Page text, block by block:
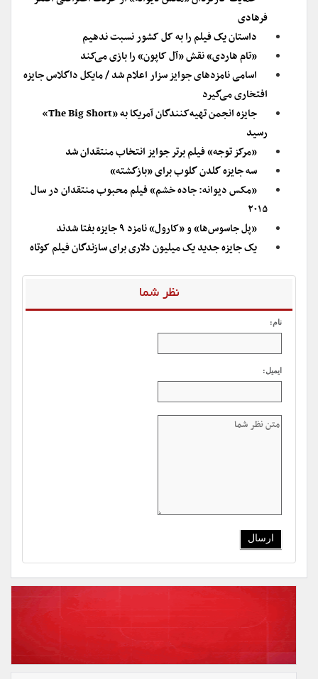
فرهادی
داستان یک فیلم را به کل کشور نسبت ندهیم
«تام هاردی» نقش «آل کاپون» را بازی می‌کند
اسامی نامزدهای جوایز سزار اعلام شد / مایکل داگلاس جایزه
افتخاری می‌گیرد
جایزه انجمن تهیه‌کنندگان آمریکا به «The Big Short»
رسید
«مرکز توجه» فیلم برتر جوایز انتخاب منتقدان شد
سه جایزه گلدن گلوب برای «بازگشته»
«مکس دیوانه: جاده خشم» فیلم محبوب منتقدان در سال
۲۰۱۵
«پل جاسوس‌ها» و «کارول» نامزد ۹ جایزه بفتا شدند
یک جایزه جدید یک میلیون دلاری برای سازندگان فیلم کوتاه
نظر شما
نام:
ایمیل: